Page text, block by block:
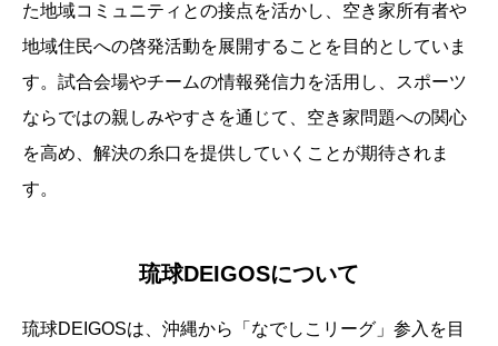
た地域コミュニティとの接点を活かし、空き家所有者や
地域住民への啓発活動を展開することを目的としていま
す。試合会場やチームの情報発信力を活用し、スポーツ
ならではの親しみやすさを通じて、空き家問題への関心
を高め、解決の糸口を提供していくことが期待されま
す。
琉球DEIGOSについて
琉球DEIGOSは、沖縄から「なでしこリーグ」参入を目